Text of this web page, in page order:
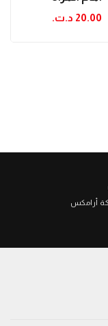
20.00 د.ت.‏
أرامكس